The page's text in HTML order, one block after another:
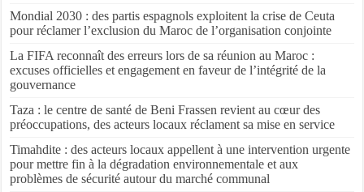
Mondial 2030 : des partis espagnols exploitent la crise de Ceuta
pour réclamer l’exclusion du Maroc de l’organisation conjointe
La FIFA reconnaît des erreurs lors de sa réunion au Maroc :
excuses officielles et engagement en faveur de l’intégrité de la
gouvernance
Taza : le centre de santé de Beni Frassen revient au cœur des
préoccupations, des acteurs locaux réclament sa mise en service
Timahdite : des acteurs locaux appellent à une intervention urgente
pour mettre fin à la dégradation environnementale et aux
problèmes de sécurité autour du marché communal